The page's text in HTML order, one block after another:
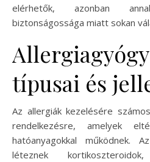
elérhetők, azonban
biztonságossága miatt sokan
típusai és
Az allergiák kezelésére
rendelkezésre, amelyek
hatóanyagokkal működnek.
léteznek